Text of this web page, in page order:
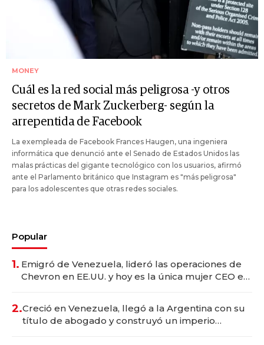
MONEY
Cuál es la red social más peligrosa -y otros
secretos de Mark Zuckerberg- según la
arrepentida de Facebook
La exempleada de Facebook Frances Haugen, una ingeniera
informática que denunció ante el Senado de Estados Unidos las
malas prácticas del gigante tecnológico con los usuarios, afirmó
ante el Parlamento británico que Instagram es "más peligrosa"
para los adolescentes que otras redes sociales.
Popular
1. Emigró de Venezuela, lideró las operaciones de
Chevron en EE.UU. y hoy es la única mujer CEO en
2.Creció en Venezuela, llegó a la Argentina con su
título de abogado y construyó un imperio